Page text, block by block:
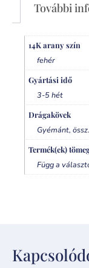
További
14K arany szín
fehér
Gyártási idő
3-5 hét
Drágakövek
Gyémánt,
Termék(ek)
Függ a